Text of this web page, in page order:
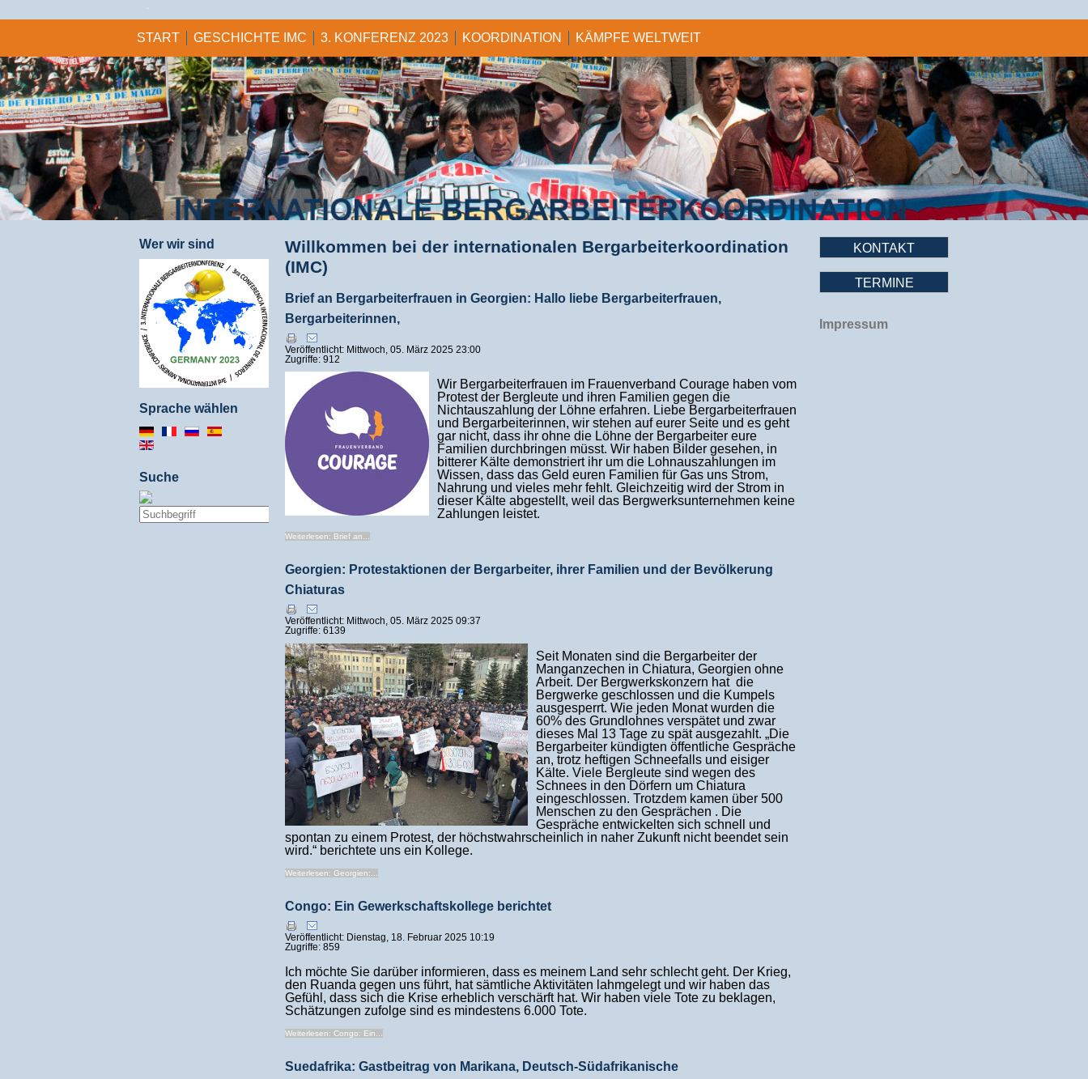
START GESCHICHTE IMC 3. KONFERENZ 2023 KOORDINATION KÄMPFE WELTWEIT
Wer wir sind
Sprache wählen
Suche
Willkommen bei der internationalen Bergarbeiterkoordination
(IMC)
Brief an Bergarbeiterfrauen in Georgien: Hallo liebe Bergarbeiterfrauen,
Bergarbeiterinnen,
Veröffentlicht: Mittwoch, 05. März 2025 23:00
Zugriffe: 912
Wir Bergarbeiterfrauen im Frauenverband Courage haben vom
Protest der Bergleute und ihren Familien gegen die
Nichtauszahlung der Löhne erfahren. Liebe Bergarbeiterfrauen
und Bergarbeiterinnen, wir stehen auf eurer Seite und es geht
gar nicht, dass ihr ohne die Löhne der Bergarbeiter eure
Familien durchbringen müsst. Wir haben Bilder gesehen, in
bitterer Kälte demonstriert ihr um die Lohnauszahlungen im
Wissen, dass das Geld euren Familien für Gas uns Strom,
Nahrung und vieles mehr fehlt. Gleichzeitig wird der Strom in
dieser Kälte abgestellt, weil das Bergwerksunternehmen keine
Zahlungen leistet.
Weiterlesen: Brief an...
Georgien: Protestaktionen der Bergarbeiter, ihrer Familien und der Bevölkerung
Chiaturas
Veröffentlicht: Mittwoch, 05. März 2025 09:37
Zugriffe: 6139
Seit Monaten sind die Bergarbeiter der
Manganzechen in Chiatura, Georgien ohne
Arbeit. Der Bergwerkskonzern hat die
Bergwerke geschlossen und die Kumpels
ausgesperrt. Wie jeden Monat wurden die
60% des Grundlohnes verspätet und zwar
dieses Mal 13 Tage zu spät ausgezahlt. „Die
Bergarbeiter kündigten öffentliche Gespräche
an, trotz heftigen Schneefalls und eisiger
Kälte. Viele Bergleute sind wegen des
Schnees in den Dörfern um Chiatura
eingeschlossen. Trotzdem kamen über 500
Menschen zu den Gesprächen . Die
Gespräche entwickelten sich schnell und
spontan zu einem Protest, der höchstwahrscheinlich in naher Zukunft nicht beendet sein
wird.“ berichtete uns ein Kollege.
Weiterlesen: Georgien:...
Congo: Ein Gewerkschaftskollege berichtet
Veröffentlicht: Dienstag, 18. Februar 2025 10:19
Zugriffe: 859
Ich möchte Sie darüber informieren, dass es meinem Land sehr schlecht geht. Der Krieg,
den Ruanda gegen uns führt, hat sämtliche Aktivitäten lahmgelegt und wir haben das
Gefühl, dass sich die Krise erheblich verschärft hat. Wir haben viele Tote zu beklagen,
Schätzungen zufolge sind es mindestens 6.000 Tote.
Weiterlesen: Congo: Ein...
Suedafrika: Gastbeitrag von Marikana, Deutsch-Südafrikanische
KONTAKT
TERMINE
Impressum